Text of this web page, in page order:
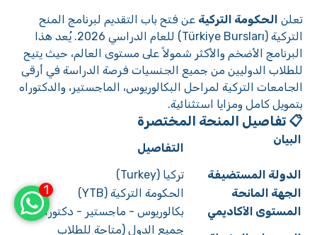
تعلن الحكومة التركية عن فتح باب التقديم لبرنامج المنح
التركية (Türkiye Bursları) للعام الدراسي 2026. يُعد هذا
البرنامج الأضخم والأكثر شمولاً على مستوى العالم، حيث يتيح
للطلاب الدوليين من جميع الجنسيات فرصة الدراسة في أرقى
الجامعات التركية لمراحل البكالوريوس، الماجستير، والدكتوراه
بتمويل كامل ومزايا استثنائية.
📋 تفاصيل المنحة المختصرة
البيان
التفاصيل
الدولة المستضيفة
تركيا (Turkey)
الجهة المانحة
الحكومة التركية (YTB)
المستوى الأكاديمي
بكالوريوس - ماجستير - دكتوراه
جميع الدول (متاحة للطلاب
1